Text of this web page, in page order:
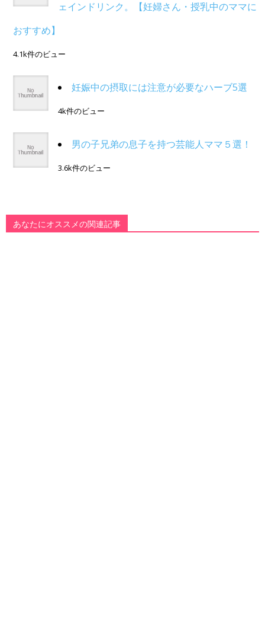
ェインドリンク。【妊婦さん・授乳中のママに
おすすめ】
4.1k件のビュー
妊娠中の摂取には注意が必要なハーブ5選
4k件のビュー
男の子兄弟の息子を持つ芸能人ママ５選！
3.6k件のビュー
あなたにオススメの関連記事